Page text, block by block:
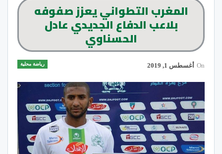
المغرب التطواني يعزز صفوفه
بلاعب الدفاع الجديدي عادل
الحسناوي
رياضة محلية On أغسطس 1, 2019